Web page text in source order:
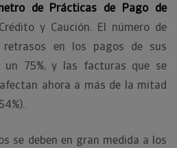
de Prácticas de Pago de
y Caución. El número de
retrasos en los pagos de sus
un 75%, y las facturas que se
ahora a más de la mitad
se deben en gran medida a los